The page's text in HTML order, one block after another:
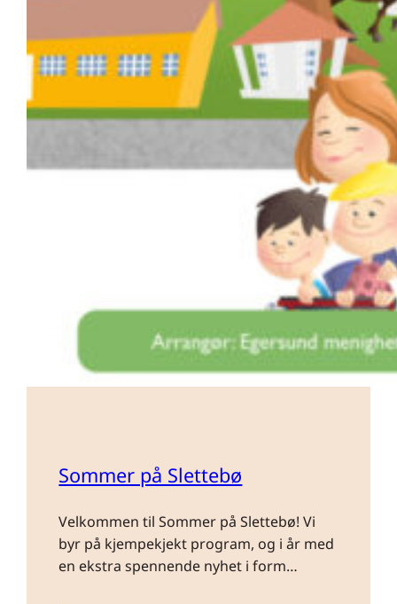
Sommer på Slettebø
Velkommen til Sommer på Slettebø! Vi
byr på kjempekjekt program, og i år med
en ekstra spennende nyhet i form…